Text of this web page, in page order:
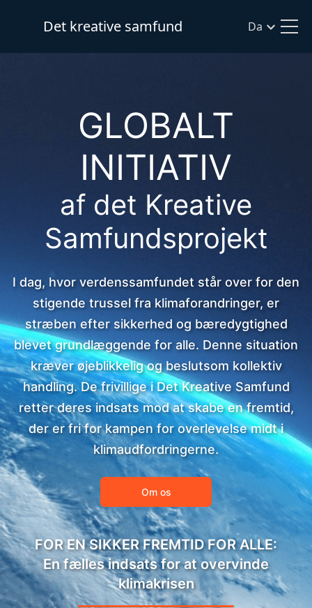
Det kreative samfund Da
GLOBALT
INITIATIV
af det Kreative
Samfundsprojekt
I dag, hvor verdenssamfundet står over for den
stigende trussel fra klimaforandringer, er
stræben efter sikkerhed og bæredygtighed
blevet grundlæggende for alle. Denne situation
kræver øjeblikkelig og beslutsom kollektiv
handling. De frivillige i Det Kreative Samfund
retter deres indsats mod at skabe en fremtid,
der er fri for kampen for overlevelse midt i
klimaudfordringerne.
Om os
FOR EN SIKKER FREMTID FOR ALLE:
En fælles indsats for at overvinde
klimakrisen